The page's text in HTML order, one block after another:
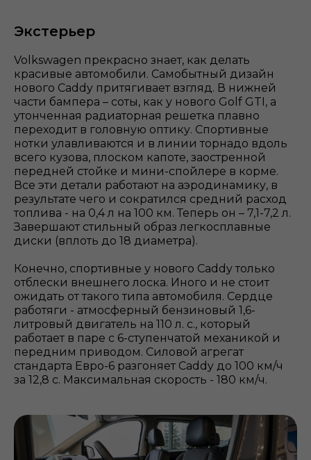
Экстерьер
Volkswagen прекрасно знает, как делать
красивые автомобили. Самобытный дизайн
нового Caddy притягивает взгляд. В нижней
части бампера – соты, как у нового Golf GTI, а
утонченная радиаторная решетка плавно
переходит в головную оптику. Спортивные
нотки улавливаются и в линии торнадо вдоль
всего кузова, плоском капоте, заостренной
передней стойке и мини-спойлере в корме.
Все эти детали работают на аэродинамику, в
результате чего и сократился средний расход
топлива - на 0,4 л на 100 км. Теперь он – 7,1-7,2 л.
Завершают стильный образ легкосплавные
диски (вплоть до 18 диаметра).
Конечно, спортивные у нового Caddy только
отблески внешнего лоска. Иного и не стоит
ожидать от такого типа автомобиля. Сердце
работяги - атмосферный бензиновый 1,6-
литровый двигатель на 110 л. с., который
работает в паре с 6-ступенчатой механикой и
передним приводом. Силовой агрегат
стандарта Евро-6 разгоняет Caddy до 100 км/ч
за 12,8 с. Максимальная скорость - 180 км/ч.